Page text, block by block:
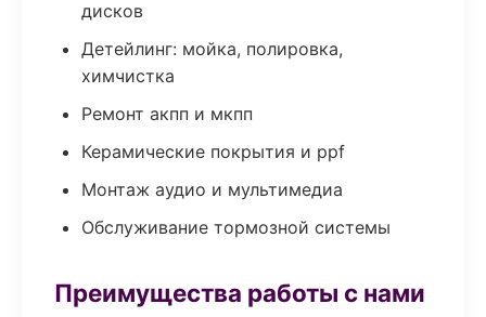
дисков
Детейлинг: мойка, полировка,
химчистка
Ремонт акпп и мкпп
Керамические покрытия и ppf
Монтаж аудио и мультимедиа
Обслуживание тормозной системы
Преимущества работы с нами